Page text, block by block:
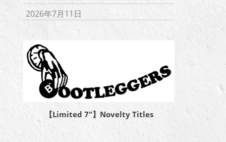
2026年7月11日
【Limited 7″】Novelty Titles